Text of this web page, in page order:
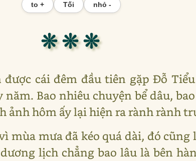
to + Tối nhỏ -
❊ ❊ ❊
cái đêm đầu tiên gặp Đỗ
năm. Bao nhiêu chuyện bể dâu,
ảnh hôm ấy lại hiện ra rành rành
mùa mưa đã kéo quá dài, đó cũng
lịch chẳng bao lâu là bên